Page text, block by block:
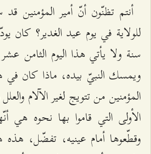
أنتم تظنّون أنّ أمير المؤمنين
للولاية في يوم عيد الغدير؟
سنة ولا يأتي هذا اليوم الثامن
ويمسك النبيّ بيده، ماذا كان في
المؤمنين من تتويج لغير الآلام
الأولى التي قاموا بها نحوه هي
وقطّعوها أمام عينيه، تفضّل، هذه